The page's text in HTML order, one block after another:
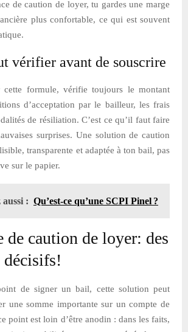
de caution de loyer, tu gardes une marge
plus confortable, ce qui est souvent
vérifier avant de souscrire
cette formule, vérifie toujours le montant
d’acceptation par le bailleur, les frais
de résiliation. C’est ce qu’il faut faire
surprises. Une solution de caution
transparente et adaptée à ton bail, pas
sur le papier.
aussi : Qu’est-ce qu’une SCPI Pinel ?
de caution de loyer: des
décisifs!
de signer un bail, cette solution peut
une somme importante sur un compte de
point est loin d’être anodin : dans les faits,